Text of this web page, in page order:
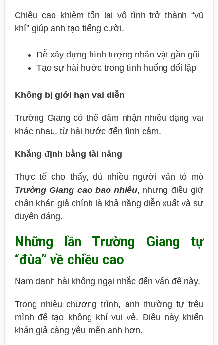
Chiều cao khiêm tốn lại vô tình trở thành “vũ
khí” giúp anh tạo tiếng cười.
Dễ xây dựng hình tượng nhân vật gần gũi
Tạo sự hài hước trong tình huống đối lập
Không bị giới hạn vai diễn
Trường Giang có thể đảm nhận nhiều dạng vai
khác nhau, từ hài hước đến tình cảm.
Khẳng định bằng tài năng
Thực tế cho thấy, dù nhiều người vẫn tò mò
Trường Giang cao bao nhiêu, nhưng điều giữ
chân khán giả chính là khả năng diễn xuất và sự
duyên dáng.
Những lần Trường Giang tự
“đùa” về chiều cao
Nam danh hài không ngại nhắc đến vấn đề này.
Trong nhiều chương trình, anh thường tự trêu
mình để tạo không khí vui vẻ. Điều này khiến
khán giả càng yêu mến anh hơn.